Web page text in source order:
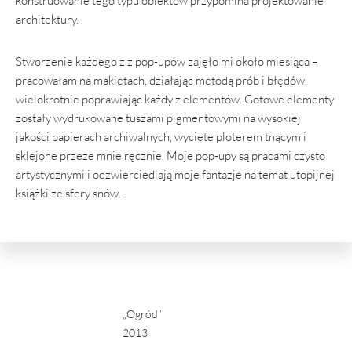
architektury.
Stworzenie każdego z z pop-upów zajęło mi około miesiąca –
pracowałam na makietach, działając metodą prób i błędów,
wielokrotnie poprawiając każdy z elementów. Gotowe elementy
zostały wydrukowane tuszami pigmentowymi na wysokiej
jakości papierach archiwalnych, wycięte ploterem tnącym i
sklejone przeze mnie ręcznie. Moje pop-upy są pracami czysto
artystycznymi i odzwierciedlają moje fantazje na temat utopijnej
książki ze sfery snów.
„Ogród”
2013